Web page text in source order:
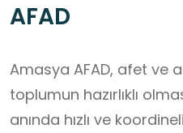
AFAD
Amasya AFAD, afet ve
toplumun hazırlıklı
anında hızlı ve